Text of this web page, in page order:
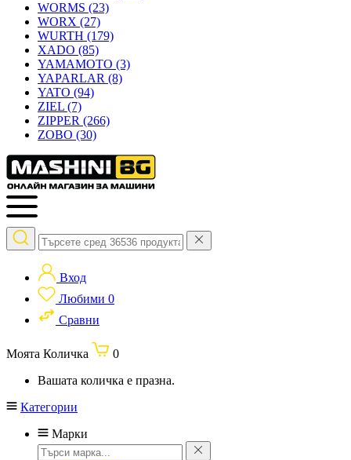
WORMS (23)
WORX (27)
WURTH (179)
XADO (85)
YAMAMOTO (3)
YAPARLAR (8)
YATO (94)
ZIEL (7)
ZIPPER (266)
ZOBO (30)
Вход
Любими 0
Сравни
Моята Количка
0
Вашата количка е празна.
Категории
Марки